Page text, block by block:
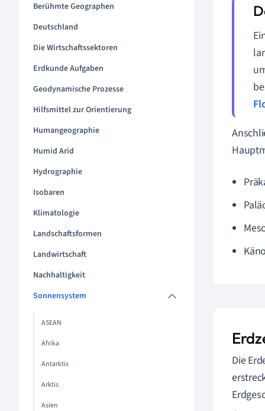
Berühmte Geographen
Deutschland
Die Wirtschaftssektoren
Erdkunde Aufgaben
Geodynamische Prozesse
Hilfsmittel zur Orientierung
Humangeographie
Humid Arid
Hydrographie
Isobaren
Klimatologie
Landschaftsformen
Landwirtschaft
Nachhaltigkeit
Sonnensystem
ASEAN
Afrika
Antarktis
Arktis
Asien
Die